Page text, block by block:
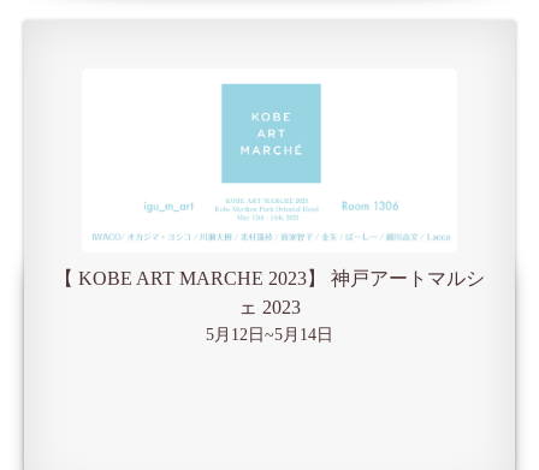
【 KOBE ART MARCHE 2023】 神戸アートマルシ
ェ 2023
5月12日~5月14日